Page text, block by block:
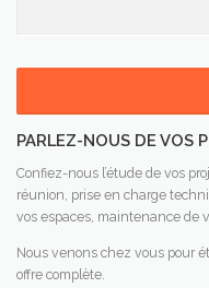
PARLEZ-NOUS DE VOS
Confiez-nous l’étude de vos
réunion, prise en charge
vos espaces, maintenance de
Nous venons chez vous pour
offre complète.